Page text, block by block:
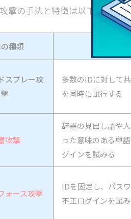
撃の手法と特徴は以下の通り
種類
スプレー攻
撃
多数のIDに対して
を同時に試行する
攻撃
辞書の見出し語や
った意味のある単
グインを試みる
ォース攻撃
IDを固定し、パス
不正ログインを試み